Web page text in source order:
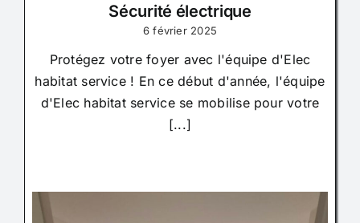
Sécurité électrique
6 février 2025
Protégez votre foyer avec l'équipe d'Elec
habitat service ! En ce début d'année, l'équipe
d'Elec habitat service se mobilise pour votre
[...]